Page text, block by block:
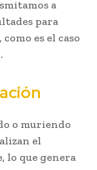
a
para
es el caso
o muriendo
el
lo que genera